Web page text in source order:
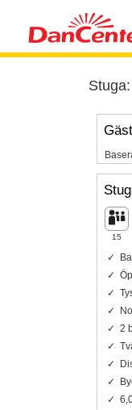
Stuga:
15
2